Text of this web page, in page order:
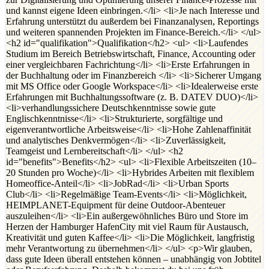
und kannst eigene Ideen einbringen.</li> <li>Je nach Interesse und
Erfahrung unterstützt du außerdem bei Finanzanalysen, Reportings
und weiteren spannenden Projekten im Finance-Bereich.</li> </ul>
<h2 id="qualifikation">Qualifikation</h2> <ul> <li>Laufendes
Studium im Bereich Betriebswirtschaft, Finance, Accounting oder
einer vergleichbaren Fachrichtung</li> <li>Erste Erfahrungen in
der Buchhaltung oder im Finanzbereich </li> <li>Sicherer Umgang
mit MS Office oder Google Workspace</li> <li>Idealerweise erste
Erfahrungen mit Buchhaltungssoftware (z. B. DATEV DUO)</li>
<li>verhandlungssichere Deutschkenntnisse sowie gute
Englischkenntnisse</li> <li>Strukturierte, sorgfältige und
eigenverantwortliche Arbeitsweise</li> <li>Hohe Zahlenaffinität
und analytisches Denkvermögen</li> <li>Zuverlässigkeit,
Teamgeist und Lernbereitschaft</li> </ul> <h2
id="benefits">Benefits</h2> <ul> <li>Flexible Arbeitszeiten (10–
20 Stunden pro Woche)</li> <li>Hybrides Arbeiten mit flexiblem
Homeoffice-Anteil</li> <li>JobRad</li> <li>Urban Sports
Club</li> <li>Regelmäßige Team-Events</li> <li>Möglichkeit,
HEIMPLANET-Equipment für deine Outdoor-Abenteuer
auszuleihen</li> <li>Ein außergewöhnliches Büro und Store im
Herzen der Hamburger HafenCity mit viel Raum für Austausch,
Kreativität und guten Kaffee</li> <li>Die Möglichkeit, langfristig
mehr Verantwortung zu übernehmen</li> </ul> <p>Wir glauben,
dass gute Ideen überall entstehen können – unabhängig von Jobtitel